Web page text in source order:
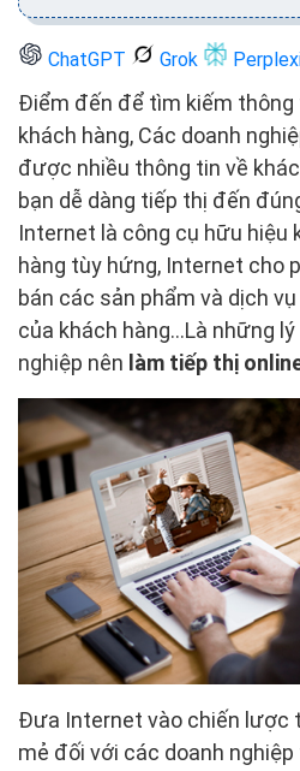
ChatGPT Grok
Điểm đến để tìm kiếm thông
khách hàng, Các doanh
được nhiều thông tin về
bạn dễ dàng tiếp thị đến
Internet là công cụ hữu hiệu
hàng tùy hứng, Internet cho
bán các sản phẩm và dịch
của khách hàng...Là những
nghiệp nên làm tiếp thị
Đưa Internet vào chiến lược
mẻ đối với các doanh